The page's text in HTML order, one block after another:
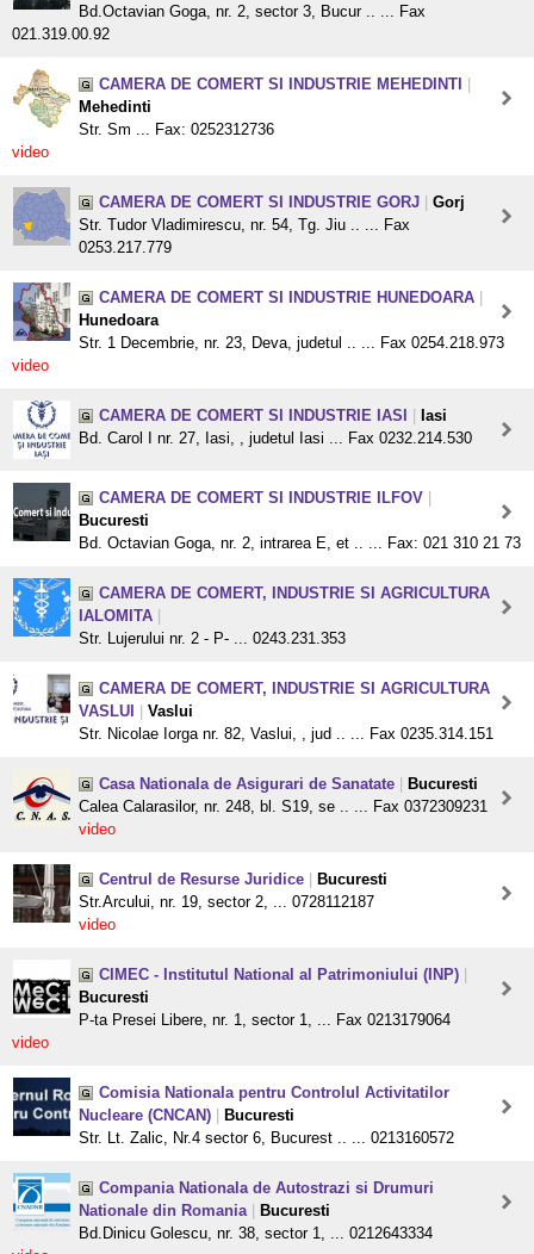
Bd.Octavian Goga, nr. 2, sector 3, Bucur .. ... Fax
021.319.00.92
CAMERA DE COMERT SI INDUSTRIE MEHEDINTI
Mehedinti
Str. Sm ... Fax: 0252312736
video
CAMERA DE COMERT SI INDUSTRIE GORJ
Gorj
Str. Tudor Vladimirescu, nr. 54, Tg. Jiu .. ... Fax
0253.217.779
CAMERA DE COMERT SI INDUSTRIE HUNEDOARA
Hunedoara
Str. 1 Decembrie, nr. 23, Deva, judetul .. ... Fax 0254.218.973
video
CAMERA DE COMERT SI INDUSTRIE IASI
Iasi
Bd. Carol I nr. 27, Iasi, , judetul Iasi ... Fax 0232.214.530
CAMERA DE COMERT SI INDUSTRIE ILFOV
Bucuresti
Bd. Octavian Goga, nr. 2, intrarea E, et .. ... Fax: 021 310 21 73
CAMERA DE COMERT, INDUSTRIE SI AGRICULTURA
IALOMITA
Str. Lujerului nr. 2 - P- ... 0243.231.353
CAMERA DE COMERT, INDUSTRIE SI AGRICULTURA
VASLUI
Vaslui
Str. Nicolae Iorga nr. 82, Vaslui, , jud .. ... Fax 0235.314.151
Casa Nationala de Asigurari de Sanatate
Bucuresti
Calea Calarasilor, nr. 248, bl. S19, se .. ... Fax 0372309231
video
Centrul de Resurse Juridice
Bucuresti
Str.Arcului, nr. 19, sector 2, ... 0728112187
video
CIMEC - Institutul National al Patrimoniului (INP)
Bucuresti
P-ta Presei Libere, nr. 1, sector 1, ... Fax 0213179064
video
Comisia Nationala pentru Controlul Activitatilor
Nucleare (CNCAN)
Bucuresti
Str. Lt. Zalic, Nr.4 sector 6, Bucurest .. ... 0213160572
Compania Nationala de Autostrazi si Drumuri
Nationale din Romania
Bucuresti
Bd.Dinicu Golescu, nr. 38, sector 1, ... 0212643334